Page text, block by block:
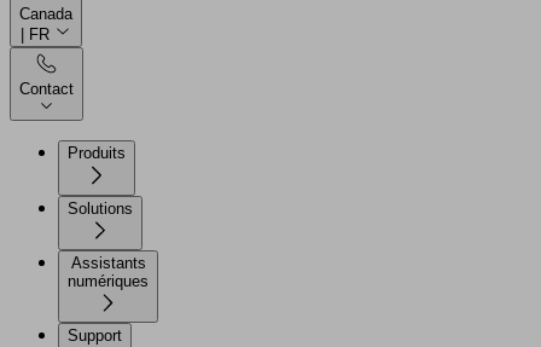
Canada
| FR
Contact
Produits
Solutions
Assistants
numériques
Support